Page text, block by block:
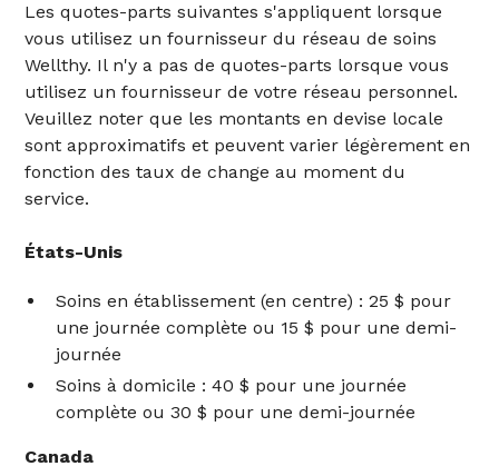
Les quotes-parts suivantes s'appliquent lorsque
vous utilisez un fournisseur du réseau de soins
Wellthy. Il n'y a pas de quotes-parts lorsque vous
utilisez un fournisseur de votre réseau personnel.
Veuillez noter que les montants en devise locale
sont approximatifs et peuvent varier légèrement en
fonction des taux de change au moment du
service.
États-Unis
Soins en établissement (en centre) : 25 $ pour
une journée complète ou 15 $ pour une demi-
journée
Soins à domicile : 40 $ pour une journée
complète ou 30 $ pour une demi-journée
Canada